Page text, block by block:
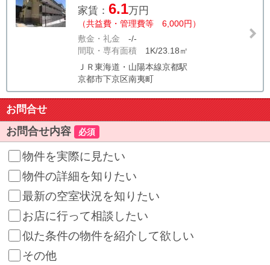
家賃： 6.1万円
（共益費・管理費等 6,000円）
敷金・礼金 -/-
間取・専有面積 1K/23.18㎡
ＪＲ東海道・山陽本線京都駅
京都市下京区南夷町
お問合せ
お問合せ内容 必須
物件を実際に見たい
物件の詳細を知りたい
最新の空室状況を知りたい
お店に行って相談したい
似た条件の物件を紹介して欲しい
その他